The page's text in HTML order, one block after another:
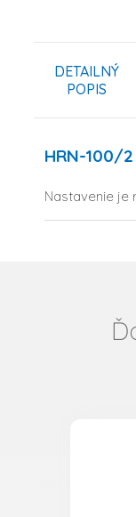
DETAILNÝ
POPIS
HRN-100/2
Nastavenie je